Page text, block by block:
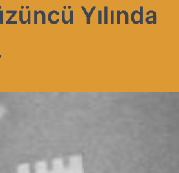
Yılında